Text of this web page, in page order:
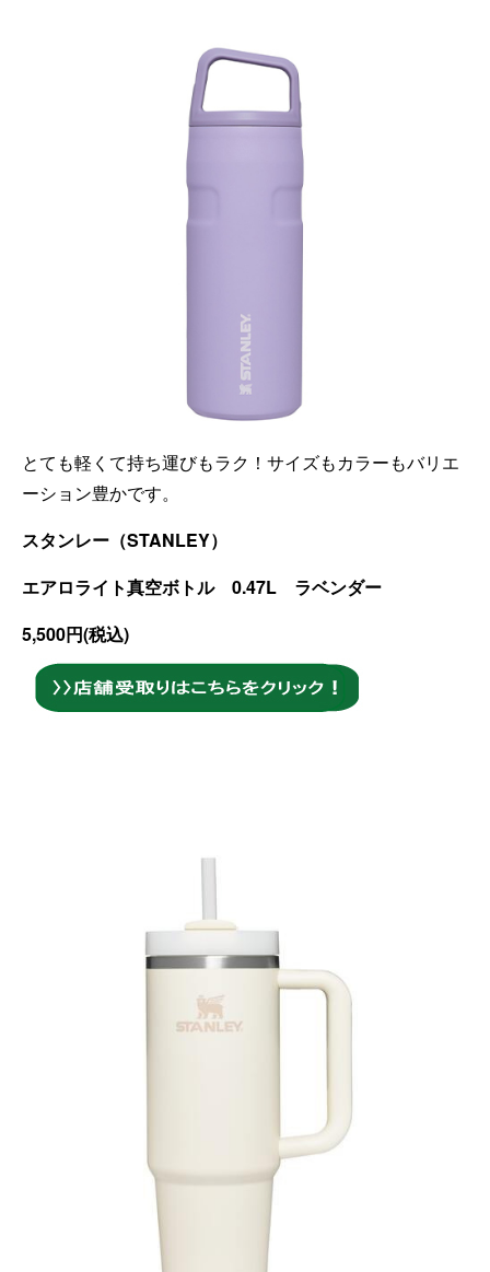
とても軽くて持ち運びもラク！サイズもカラーもバリエ
ーション豊かです。
スタンレー（STANLEY）
エアロライト真空ボトル 0.47L ラベンダー
5,500円(税込)